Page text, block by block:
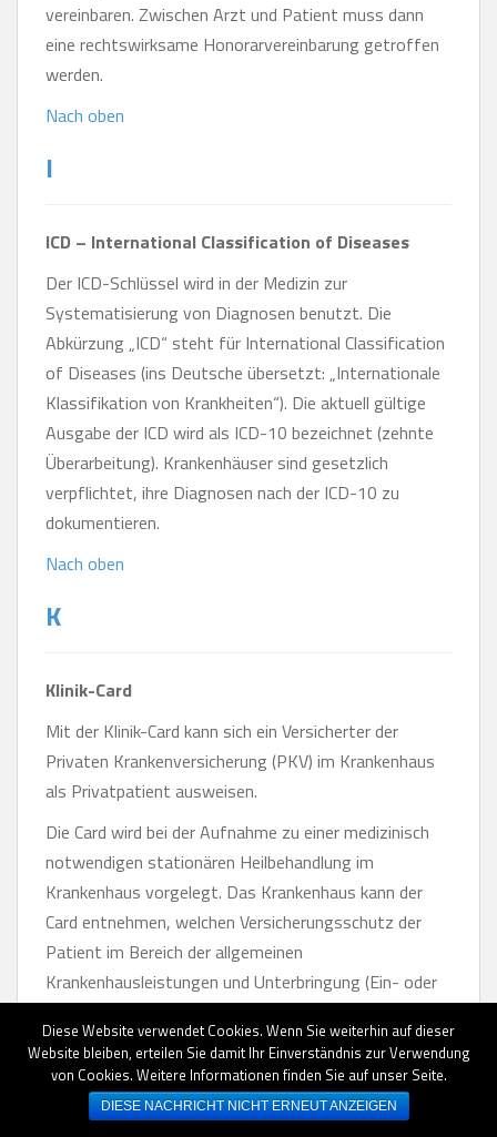
vereinbaren. Zwischen Arzt und Patient muss dann
eine rechtswirksame Honorarvereinbarung getroffen
werden.
Nach oben
I
ICD – International Classification of Diseases
Der ICD-Schlüssel wird in der Medizin zur
Systematisierung von Diagnosen benutzt. Die
Abkürzung „ICD“ steht für International Classification
of Diseases (ins Deutsche übersetzt: „Internationale
Klassifikation von Krankheiten“). Die aktuell gültige
Ausgabe der ICD wird als ICD-10 bezeichnet (zehnte
Überarbeitung). Krankenhäuser sind gesetzlich
verpflichtet, ihre Diagnosen nach der ICD-10 zu
dokumentieren.
Nach oben
K
Klinik-Card
Mit der Klinik-Card kann sich ein Versicherter der
Privaten Krankenversicherung (PKV) im Krankenhaus
als Privatpatient ausweisen.
Die Card wird bei der Aufnahme zu einer medizinisch
notwendigen stationären Heilbehandlung im
Krankenhaus vorgelegt. Das Krankenhaus kann der
Card entnehmen, welchen Versicherungsschutz der
Patient im Bereich der allgemeinen
Krankenhausleistungen und Unterbringung (Ein- oder
Zweibettzimmer) hat.
Je nach Versicherungsschutz rechnet das Krankenhaus
aufgrund der Klinik-Card die allgemeinen
Krankenhausleistungen (Pflegesätze, Fallpauschalen
Diese Website verwendet Cookies. Wenn Sie weiterhin auf dieser
Website bleiben, erteilen Sie damit Ihr Einverständnis zur Verwendung
von Cookies. Weitere Informationen finden Sie auf unser Seite.
DIESE NACHRICHT NICHT ERNEUT ANZEIGEN